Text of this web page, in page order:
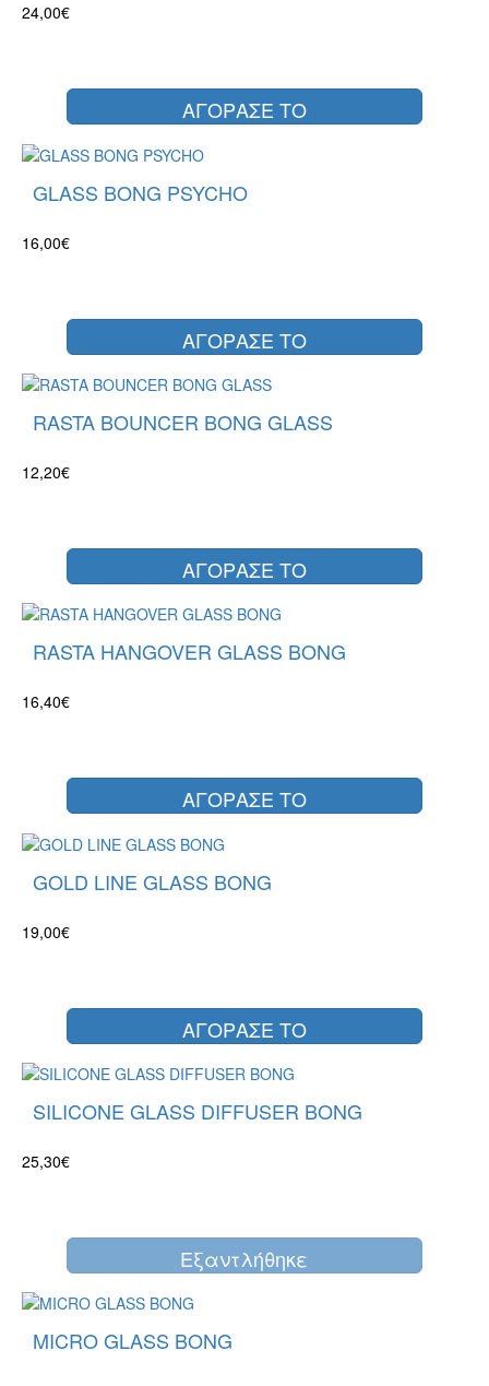
24,00€
ΑΓΟΡΑΣΕ ΤΟ
GLASS BONG PSYCHO
16,00€
ΑΓΟΡΑΣΕ ΤΟ
RASTA BOUNCER BONG GLASS
12,20€
ΑΓΟΡΑΣΕ ΤΟ
RASTA HANGOVER GLASS BONG
16,40€
ΑΓΟΡΑΣΕ ΤΟ
GOLD LINE GLASS BONG
19,00€
ΑΓΟΡΑΣΕ ΤΟ
SILICONE GLASS DIFFUSER BONG
25,30€
Eξαντλήθηκε
MICRO GLASS BONG